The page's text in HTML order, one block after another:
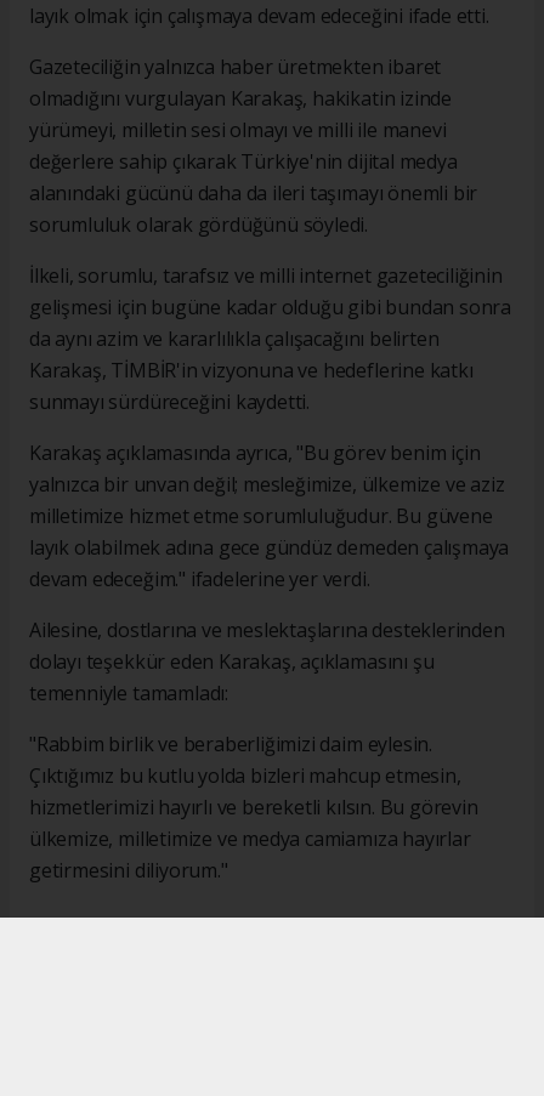
layık olmak için çalışmaya devam edeceğini ifade etti.
Gazeteciliğin yalnızca haber üretmekten ibaret
olmadığını vurgulayan Karakaş, hakikatin izinde
yürümeyi, milletin sesi olmayı ve milli ile manevi
değerlere sahip çıkarak Türkiye'nin dijital medya
alanındaki gücünü daha da ileri taşımayı önemli bir
sorumluluk olarak gördüğünü söyledi.
İlkeli, sorumlu, tarafsız ve milli internet gazeteciliğinin
gelişmesi için bugüne kadar olduğu gibi bundan sonra
da aynı azim ve kararlılıkla çalışacağını belirten
Karakaş, TİMBİR'in vizyonuna ve hedeflerine katkı
sunmayı sürdüreceğini kaydetti.
Karakaş açıklamasında ayrıca, "Bu görev benim için
yalnızca bir unvan değil; mesleğimize, ülkemize ve aziz
milletimize hizmet etme sorumluluğudur. Bu güvene
layık olabilmek adına gece gündüz demeden çalışmaya
devam edeceğim." ifadelerine yer verdi.
Ailesine, dostlarına ve meslektaşlarına desteklerinden
dolayı teşekkür eden Karakaş, açıklamasını şu
temenniyle tamamladı:
"Rabbim birlik ve beraberliğimizi daim eylesin.
Çıktığımız bu kutlu yolda bizleri mahcup etmesin,
hizmetlerimizi hayırlı ve bereketli kılsın. Bu görevin
ülkemize, milletimize ve medya camiamıza hayırlar
getirmesini diliyorum."